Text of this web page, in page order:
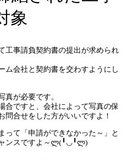
象
工事請負契約書の提出が求められ
ム会社と契約書を交わすようにし
真が必要です。
合ですと、会社によって写真の保
問合せをした方がいいですよ！
って「申請ができなかった～」と
ャンスですよ～ლ(╹◡╹ლ)